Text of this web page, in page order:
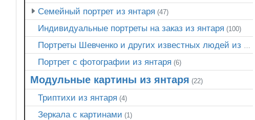
Семейный портрет из янтаря (47)
Индивидуальные портреты на заказ из янтаря (100)
Портреты Шевченко и других известных людей из янтаря
Портрет c фотографии из янтаря (6)
Модульные картины из янтаря (22)
Триптихи из янтаря (4)
Зеркала с картинами (1)